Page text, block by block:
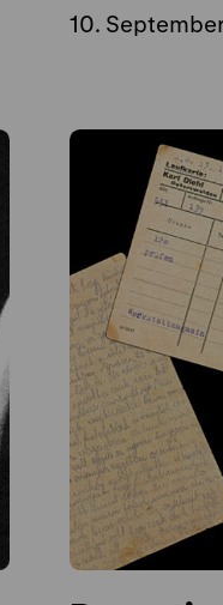
10.